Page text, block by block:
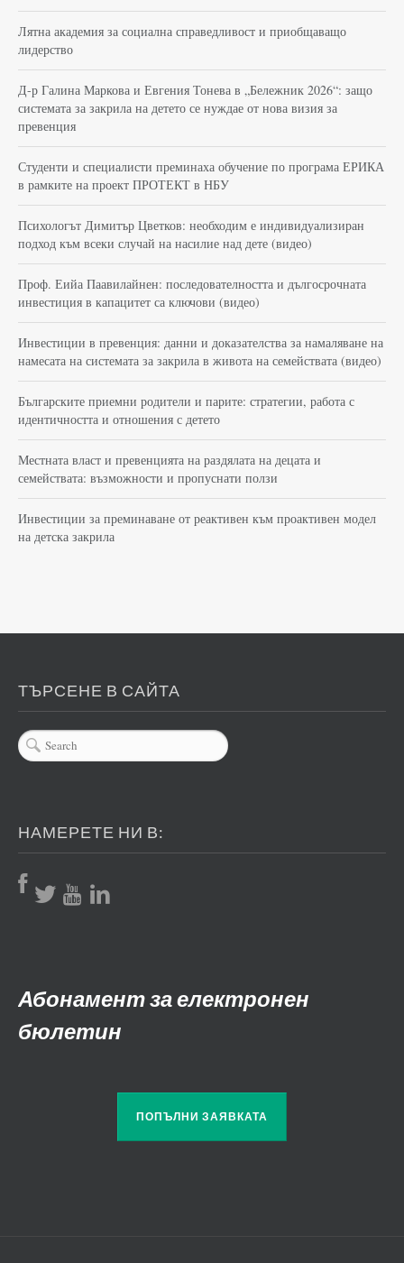
Лятна академия за социална справедливост и приобщаващо
лидерство
Д-р Галина Маркова и Евгения Тонева в „Бележник 2026“: защо
системата за закрила на детето се нуждае от нова визия за
превенция
Студенти и специалисти преминаха обучение по програма ЕРИКА
в рамките на проект ПРОТЕКТ в НБУ
Психологът Димитър Цветков: необходим е индивидуализиран
подход към всеки случай на насилие над дете (видео)
Проф. Еийа Паавилайнен: последователността и дългосрочната
инвестиция в капацитет са ключови (видео)
Инвестиции в превенция: данни и доказателства за намаляване на
намесата на системата за закрила в живота на семействата (видео)
Българските приемни родители и парите: стратегии, работа с
идентичността и отношения с детето
Местната власт и превенцията на раздялата на децата и
семействата: възможности и пропуснати ползи
Инвестиции за преминаване от реактивен към проактивен модел
на детска закрила
ТЪРСЕНЕ В САЙТА
НАМЕРЕТЕ НИ В:
Абонамент за електронен
бюлетин
ПОПЪЛНИ ЗАЯВКАТА